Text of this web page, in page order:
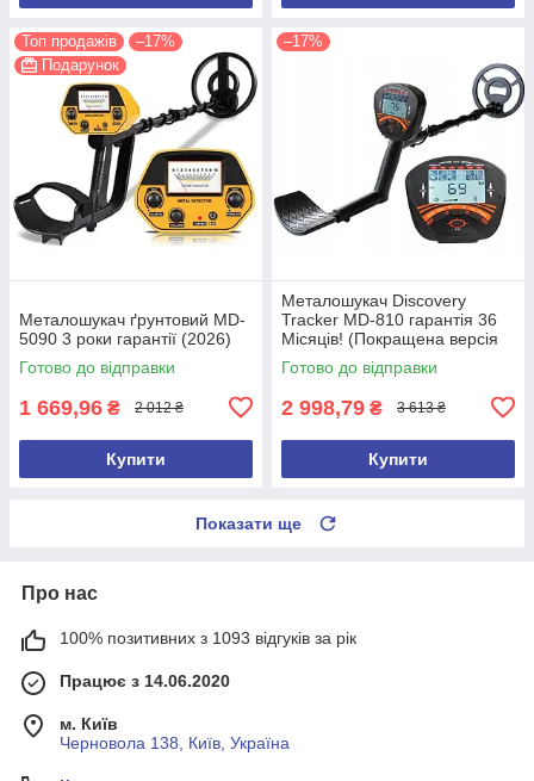
Топ продажів
–17%
Подарунок
Металошукач ґрунтовий MD-
5090 3 роки гарантії (2026)
Готово до відправки
1 669,96 ₴ 2 012 ₴
Купити
–17%
Металошукач Discovery
Tracker MD-810 гарантія 36
Місяців! (Покращена версія
2026 року)
Готово до відправки
2 998,79 ₴ 3 613 ₴
Купити
Показати ще
Про нас
100% позитивних з 1093 відгуків за рік
Працює з 14.06.2020
м. Київ
Черновола 138, Київ, Україна